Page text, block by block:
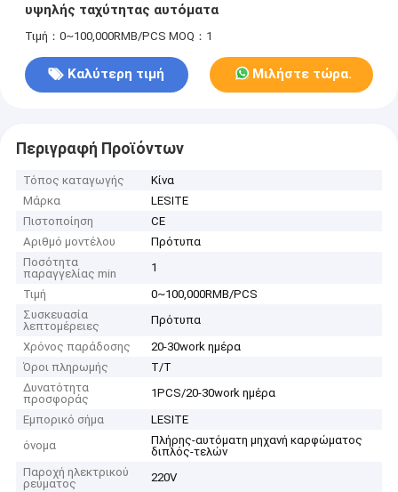
υψηλής ταχύτητας αυτόματα
Τιμή：0~100,000RMB/PCS MOQ：1
Καλύτερη τιμή Μιλήστε τώρα.
Περιγραφή Προϊόντων
Τόπος καταγωγής
Κίνα
Μάρκα
LESITE
Πιστοποίηση
CE
Αριθμό μοντέλου
Πρότυπα
Ποσότητα
παραγγελίας min
1
Τιμή
0~100,000RMB/PCS
Συσκευασία
λεπτομέρειες
Πρότυπα
Χρόνος παράδοσης
20-30work ημέρα
Όροι πληρωμής
T/T
Δυνατότητα
προσφοράς
1PCS/20-30work ημέρα
Εμπορικό σήμα
LESITE
όνομα
Πλήρης-αυτόματη μηχανή καρφώματος
διπλός-τελών
Παροχή ηλεκτρικού
ρεύματος
220V